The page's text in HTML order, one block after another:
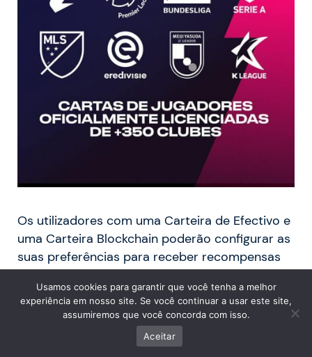
Os utilizadores com uma Carteira de Efectivo e
uma Carteira Blockchain poderão configurar as
suas preferências para receber recompensas
nas definições das suas Carteiras dentro das
suas Contas.
Para ganhar dinheiro no jogo, há dois caminhos
Usamos cookies para garantir que você tenha a melhor
experiência em nosso site. Se você continuar a usar este site,
assumiremos que você concorda com isso.
Aceitar